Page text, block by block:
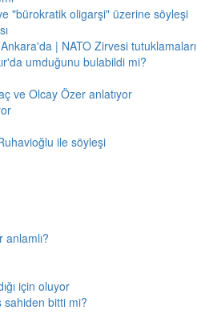
"bürokratik oligarşi" üzerine söyleşi
| NATO Zirvesi tutuklamaları
umduğunu bulabildi mi?
ve Olcay Özer anlatıyor
ile söyleşi
anlamlı?
için oluyor
sahiden bitti mi?